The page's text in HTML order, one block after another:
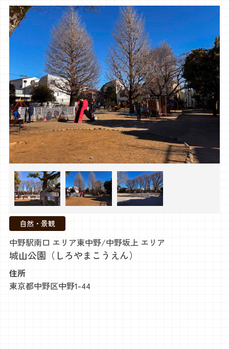
自然・景観
中野駅南口 エリア東中野/中野坂上 エリア
城山公園（しろやまこうえん）
住所
東京都中野区中野1-44